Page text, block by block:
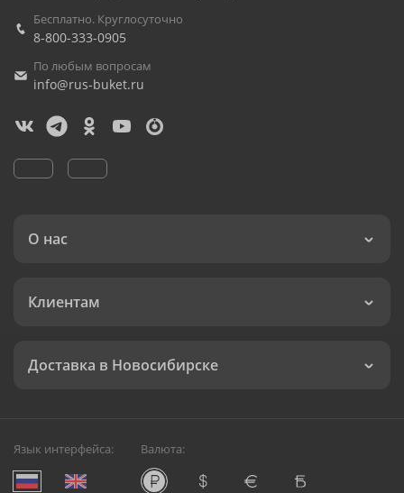
Бесплатно. Круглосуточно
8-800-333-0905
По любым вопросам
info@rus-buket.ru
О нас
Клиентам
Доставка в Новосибирске
Язык интерфейса: Валюта: